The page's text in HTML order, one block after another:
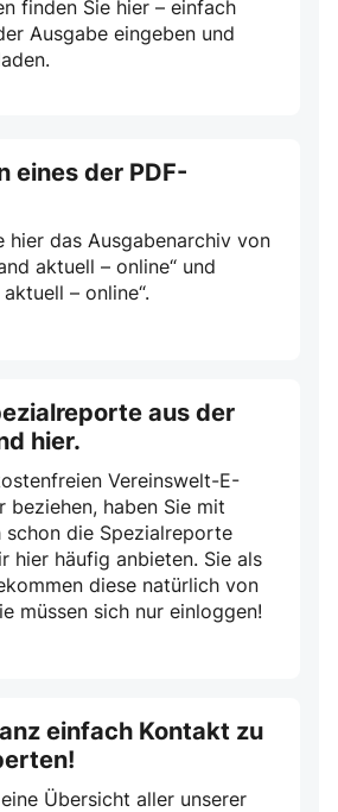
finden Sie hier – einfach
Ausgabe eingeben und
eines der PDF-
hier das Ausgabenarchiv von
aktuell – online“ und
– online“.
aus der
hier.
Vereinswelt-E-
beziehen, haben Sie mit
schon die Spezialreporte
hier häufig anbieten. Sie als
diese natürlich von
müssen sich nur einloggen!
einfach Kontakt zu
Übersicht aller unserer